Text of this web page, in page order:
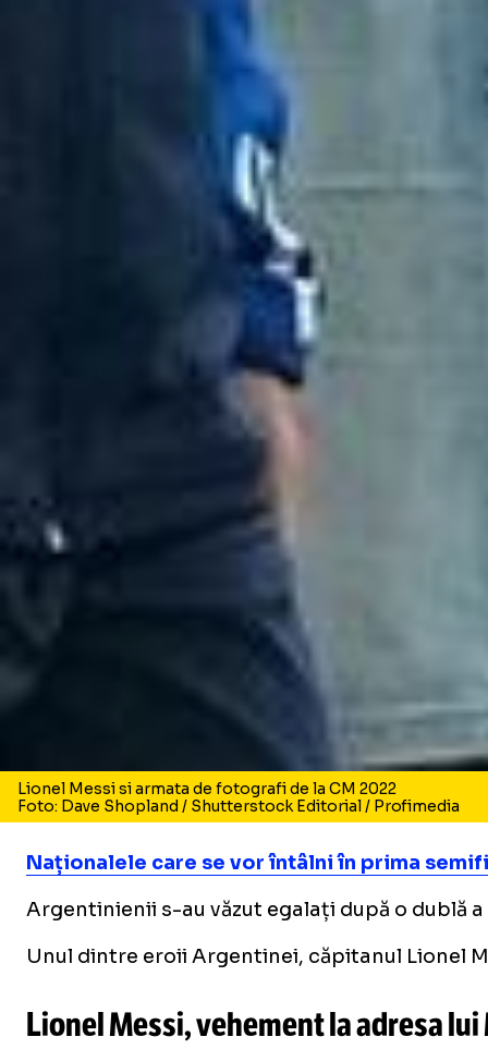
Lionel Messi si armata de fotografi de la CM 2022
Foto: Dave Shopland / Shutterstock Editorial / Profimedia
Naționalele care se vor întâlni în prima
Argentinienii s-au văzut egalați după o dublă
Unul dintre eroii Argentinei, căpitanul Lionel
Lionel Messi, vehement la adresa